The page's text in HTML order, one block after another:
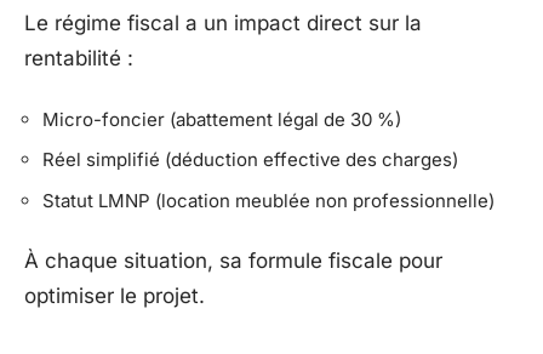
Le régime fiscal a un impact direct sur la
rentabilité :
Micro-foncier (abattement légal de 30 %)
Réel simplifié (déduction effective des charges)
Statut LMNP (location meublée non professionnelle)
À chaque situation, sa formule fiscale pour
optimiser le projet.